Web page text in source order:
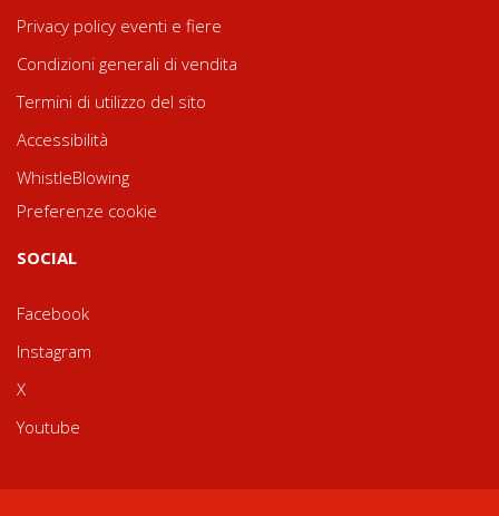
Privacy policy eventi e fiere
Condizioni generali di vendita
Termini di utilizzo del sito
Accessibilità
WhistleBlowing
Preferenze cookie
SOCIAL
Facebook
Instagram
X
Youtube